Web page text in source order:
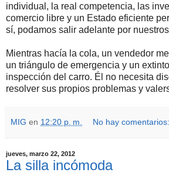
individual, la real competencia, las
comercio libre y un Estado eficiente
sí, podamos salir adelante por
Mientras hacía la cola, un vendedor
un triángulo de emergencia y un
inspección del carro. Él no necesita
resolver sus propios problemas y
MIG en 12:20 p. m. No hay comentarios:
jueves, marzo 22, 2012
La silla incómoda